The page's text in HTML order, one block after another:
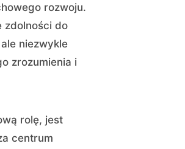
rozwoju.
zdolności do
niezwykle
zrozumienia i
rolę, jest
centrum